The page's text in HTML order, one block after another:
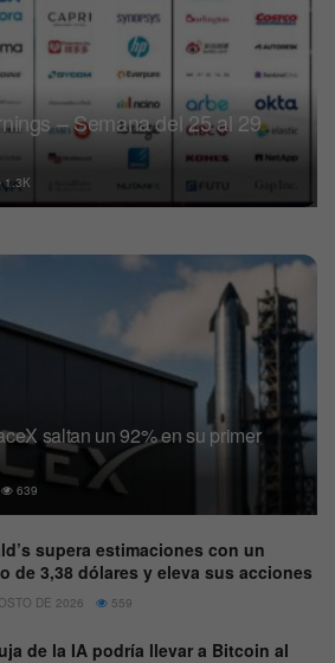
– Semana del 25 al 29
1.3K
saltan un 92% en su primer
639
supera estimaciones con un
de 3,38 dólares y eleva sus acciones
DE 2026 559
de la IA podría llevar a Bitcoin al